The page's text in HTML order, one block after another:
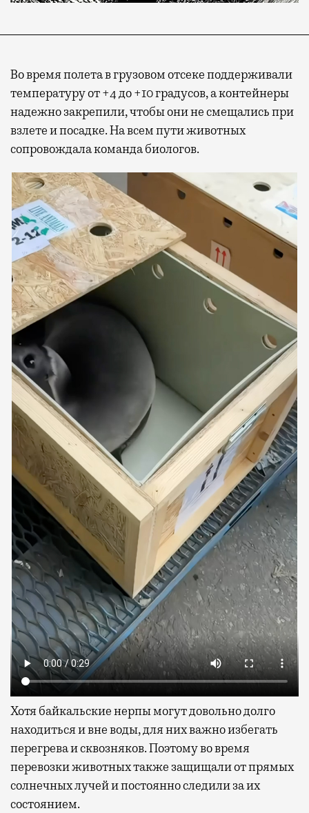
Во время полета в грузовом отсеке поддерживали
температуру от +4 до +10 градусов, а контейнеры
надежно закрепили, чтобы они не смещались при
взлете и посадке. На всем пути животных
сопровождала команда биологов.
Хотя байкальские нерпы могут довольно долго
находиться и вне воды, для них важно избегать
перегрева и сквозняков. Поэтому во время
перевозки животных также защищали от прямых
солнечных лучей и постоянно следили за их
состоянием.